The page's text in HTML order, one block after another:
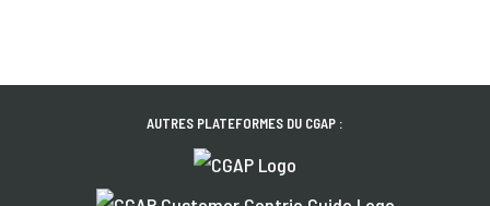
AUTRES PLATEFORMES DU CGAP :